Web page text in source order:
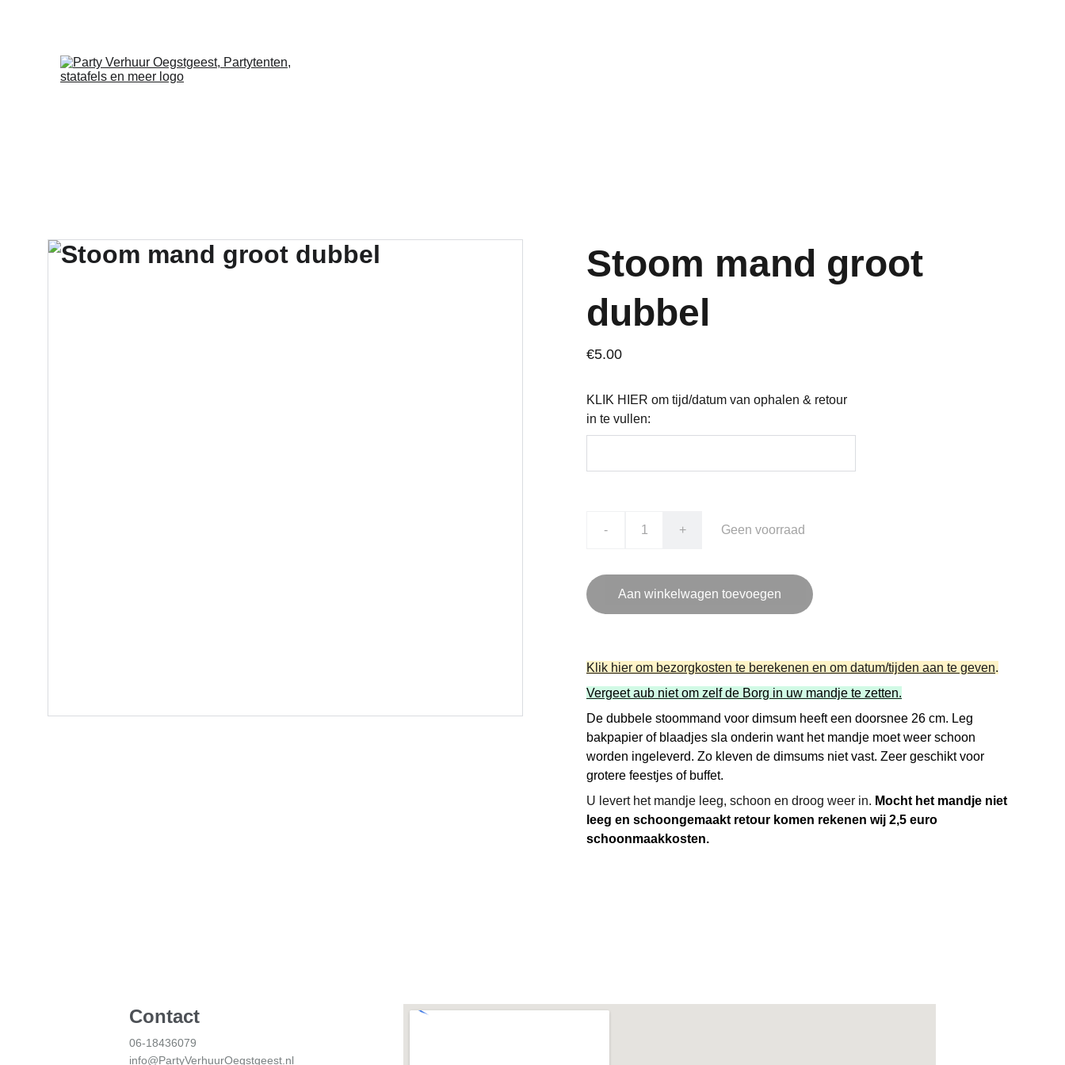
Stoom mand groot
dubbel
€5.00
KLIK HIER om tijd/datum van ophalen & retour
in te vullen:
- + Geen voorraad
Aan winkelwagen toevoegen
Klik hier om bezorgkosten te berekenen en om datum/tijden aan te geven.
Vergeet aub niet om zelf de Borg in uw mandje te zetten.
De dubbele stoommand voor dimsum heeft een doorsnee 26 cm. Leg
bakpapier of blaadjes sla onderin want het mandje moet weer schoon
worden ingeleverd. Zo kleven de dimsums niet vast. Zeer geschikt voor
grotere feestjes of buffet.
U levert het mandje leeg, schoon en droog weer in. Mocht het mandje niet
leeg en schoongemaakt retour komen rekenen wij 2,5 euro
schoonmaakkosten.
Contact
info@PartyVerhuurOegstgeest.nl
06-18436079